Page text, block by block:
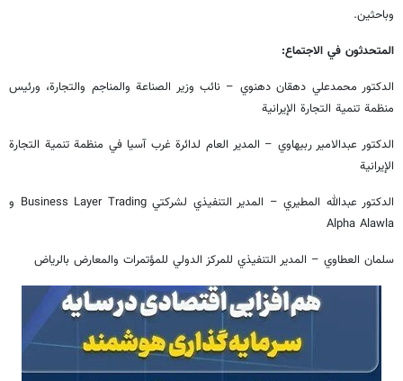
وباحثين.
المتحدثون في الاجتماع:
الدكتور محمدعلي دهقان دهنوي – نائب وزير الصناعة والمناجم والتجارة، ورئيس
منظمة تنمية التجارة الإيرانية
الدكتور عبدالامير ربيهاوي – المدير العام لدائرة غرب آسيا في منظمة تنمية التجارة
الإيرانية
الدكتور عبدالله المطيري – المدير التنفيذي لشركتي Business Layer Trading و
Alpha Alawla
سلمان العطاوي – المدير التنفيذي للمركز الدولي للمؤتمرات والمعارض بالرياض